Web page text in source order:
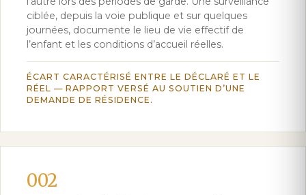
ciblée, depuis la voie publique et sur quelques
journées, documente le lieu de vie effectif de
l’enfant et les conditions d’accueil réelles.
ÉCART CARACTÉRISÉ ENTRE LE DÉCLARÉ ET LE
RÉEL — RAPPORT VERSÉ AU SOUTIEN D’UNE
DEMANDE DE RÉSIDENCE.
002